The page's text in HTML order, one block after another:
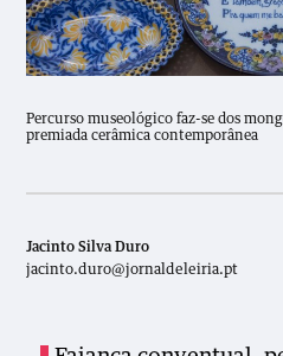
Percurso museológico faz-se dos
premiada cerâmica contemporânea
Jacinto Silva Duro
jacinto.duro@jornaldeleiria.pt